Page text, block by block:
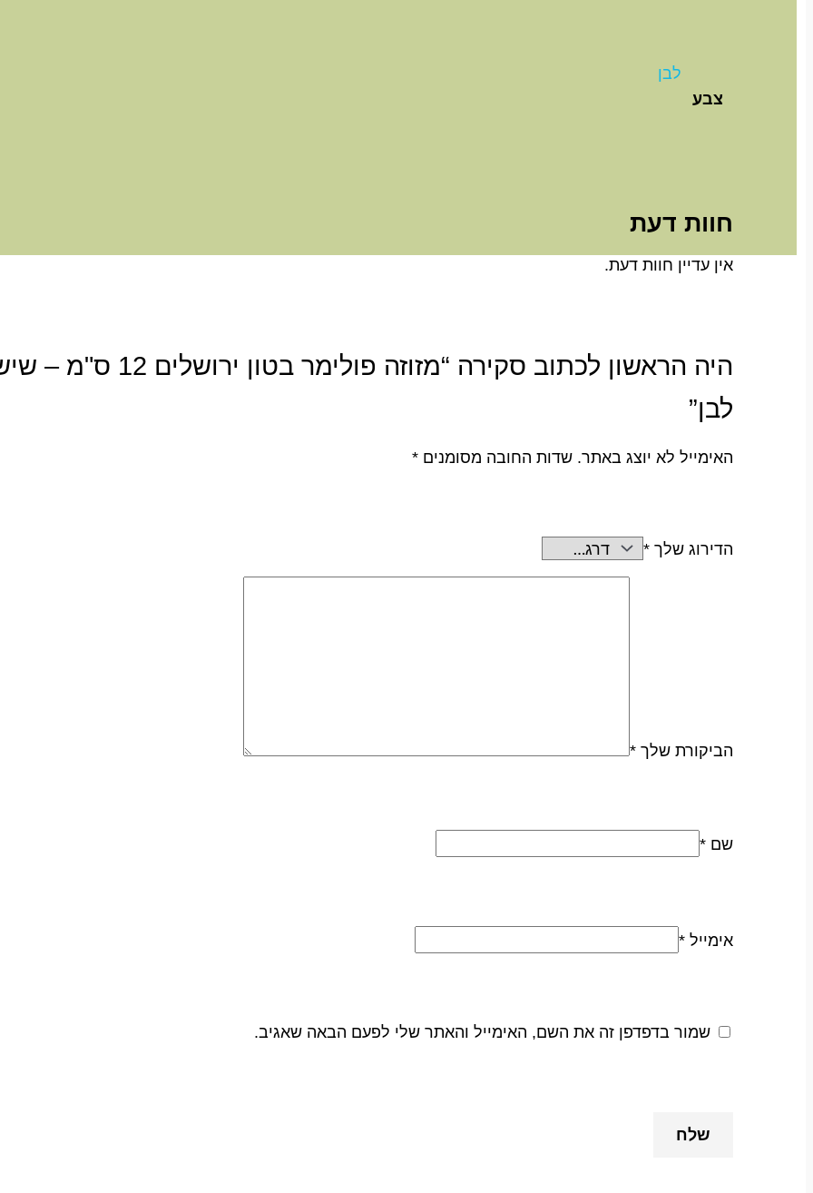
צבע
לבן
חוות דעת
אין עדיין חוות דעת.
היה הראשון לכתוב סקירה “מזוזה פולימר בטון ירושלים 12
לבן”
האימייל לא יוצג באתר. שדות החובה מסומנים *
הדירוג שלך *
הביקורת שלך *
שם *
אימייל *
שמור בדפדפן זה את השם, האימייל והאתר שלי לפעם הבאה שאגיב.